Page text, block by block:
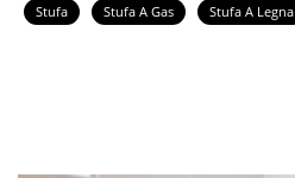
Stufa
Stufa A Gas Stufa A Legna